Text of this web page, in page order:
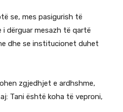
se, mes pasigurish të
dërguar mesazh të qartë
dhe se institucionet duhet
zgjedhjet e ardhshme,
Tani është koha të veproni,